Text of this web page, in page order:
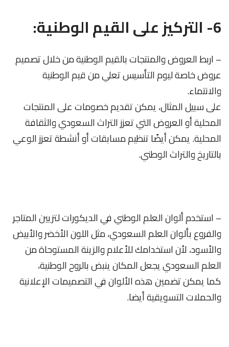
6- التركيز على القيم الوطنية:
– اربط العروض والمنتجات بالقيم الوطنية من خلال تصميم
عروض خاصة ليوم التأسيس تعلي من قيم الوطنية
والانتماء.
على سبيل المثال، يمكن تقديم خصومات على المنتجات
المحلية أو العروض التي تعزز التراث السعودي والثقافة
المحلية. يمكن أيضًا تنظيم مسابقات أو أنشطة تعزز الوعي
بالتاريخ والتراث الوطني.
– استخدم ألوان العلم الوطني في الديكورات لتزيين المتاجر
والفروع بألوان العلم السعودي، مثل اللون الأخضر والأبيض
والأسود، لأن استخدامك للأعلام والزينة المستوحاة من
العلم السعودي يجعل المكان ينبض بالروح الوطنية،
كما يمكن تضمين هذه الألوان في التصميمات الإعلانية
والحملات التسويقية أيضا.